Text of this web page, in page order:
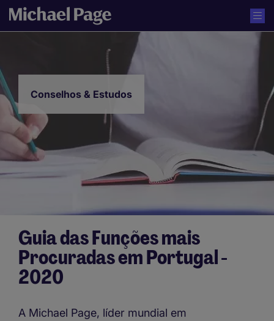
Conselhos & Estudos
Guia das Funções mais
Procuradas em Portugal -
2020
A Michael Page, líder mundial em